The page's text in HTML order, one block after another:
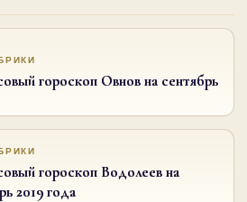
гороскоп Овнов на сентябрь
гороскоп Водолеев на
2019 года